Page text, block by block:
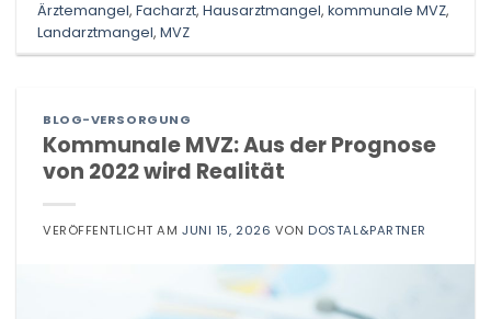
Ärztemangel,Facharzt,Hausarztmangel,kommunale MVZ,
Landarztmangel,MVZ
BLOG-VERSORGUNG
Kommunale MVZ: Aus der Prognose
von 2022 wird Realität
VERÖFFENTLICHT AMJUNI 15, 2026 VON DOSTAL&PARTNER